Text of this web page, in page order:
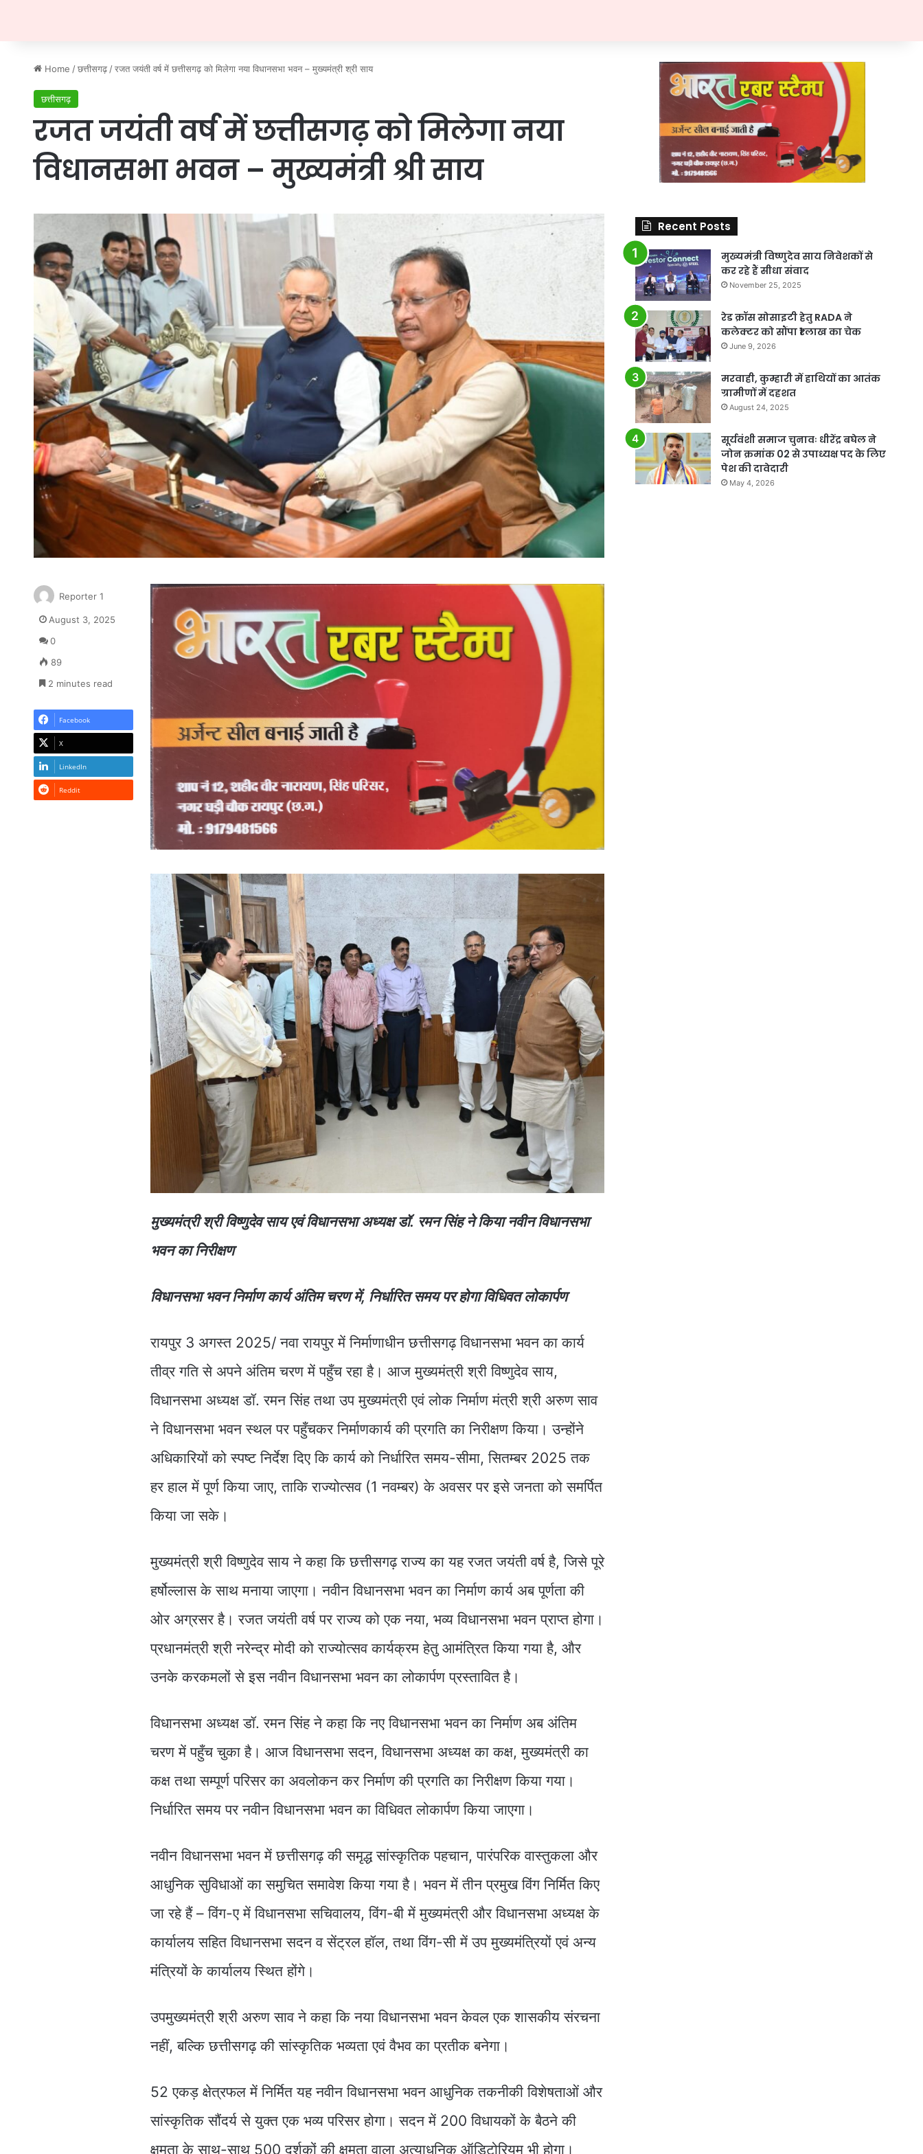
Home / छत्तीसगढ़ / रजत जयंती वर्ष में छत्तीसगढ़ को मिलेगा नया विधानसभा भवन – मुख्यमंत्री श्री साय
छत्तीसगढ़
रजत जयंती वर्ष में छत्तीसगढ़ को मिलेगा नया
विधानसभा भवन – मुख्यमंत्री श्री साय
मुख्यमंत्री श्री विष्णुदेव साय एवं विधानसभा अध्यक्ष डॉ. रमन सिंह ने किया नवीन विधानसभा
भवन का निरीक्षण
विधानसभा भवन निर्माण कार्य अंतिम चरण में, निर्धारित समय पर होगा विधिवत लोकार्पण
रायपुर 3 अगस्त 2025/ नवा रायपुर में निर्माणाधीन छत्तीसगढ़ विधानसभा भवन का कार्य
तीव्र गति से अपने अंतिम चरण में पहुँच रहा है। आज मुख्यमंत्री श्री विष्णुदेव साय,
विधानसभा अध्यक्ष डॉ. रमन सिंह तथा उप मुख्यमंत्री एवं लोक निर्माण मंत्री श्री अरुण साव
ने विधानसभा भवन स्थल पर पहुँचकर निर्माणकार्य की प्रगति का निरीक्षण किया। उन्होंने
अधिकारियों को स्पष्ट निर्देश दिए कि कार्य को निर्धारित समय-सीमा, सितम्बर 2025 तक
हर हाल में पूर्ण किया जाए, ताकि राज्योत्सव (1 नवम्बर) के अवसर पर इसे जनता को समर्पित
किया जा सके।
मुख्यमंत्री श्री विष्णुदेव साय ने कहा कि छत्तीसगढ़ राज्य का यह रजत जयंती वर्ष है, जिसे पूरे
हर्षोल्लास के साथ मनाया जाएगा। नवीन विधानसभा भवन का निर्माण कार्य अब पूर्णता की
ओर अग्रसर है। रजत जयंती वर्ष पर राज्य को एक नया, भव्य विधानसभा भवन प्राप्त होगा।
प्रधानमंत्री श्री नरेन्द्र मोदी को राज्योत्सव कार्यक्रम हेतु आमंत्रित किया गया है, और
उनके करकमलों से इस नवीन विधानसभा भवन का लोकार्पण प्रस्तावित है।
विधानसभा अध्यक्ष डॉ. रमन सिंह ने कहा कि नए विधानसभा भवन का निर्माण अब अंतिम
चरण में पहुँच चुका है। आज विधानसभा सदन, विधानसभा अध्यक्ष का कक्ष, मुख्यमंत्री का
कक्ष तथा सम्पूर्ण परिसर का अवलोकन कर निर्माण की प्रगति का निरीक्षण किया गया।
निर्धारित समय पर नवीन विधानसभा भवन का विधिवत लोकार्पण किया जाएगा।
नवीन विधानसभा भवन में छत्तीसगढ़ की समृद्ध सांस्कृतिक पहचान, पारंपरिक वास्तुकला और
आधुनिक सुविधाओं का समुचित समावेश किया गया है। भवन में तीन प्रमुख विंग निर्मित किए
जा रहे हैं – विंग-ए में विधानसभा सचिवालय, विंग-बी में मुख्यमंत्री और विधानसभा अध्यक्ष के
कार्यालय सहित विधानसभा सदन व सेंट्रल हॉल, तथा विंग-सी में उप मुख्यमंत्रियों एवं अन्य
मंत्रियों के कार्यालय स्थित होंगे।
उपमुख्यमंत्री श्री अरुण साव ने कहा कि नया विधानसभा भवन केवल एक शासकीय संरचना
नहीं, बल्कि छत्तीसगढ़ की सांस्कृतिक भव्यता एवं वैभव का प्रतीक बनेगा।
52 एकड़ क्षेत्रफल में निर्मित यह नवीन विधानसभा भवन आधुनिक तकनीकी विशेषताओं और
सांस्कृतिक सौंदर्य से युक्त एक भव्य परिसर होगा। सदन में 200 विधायकों के बैठने की
क्षमता के साथ-साथ 500 दर्शकों की क्षमता वाला अत्याधुनिक ऑडिटोरियम भी होगा।
Reporter 1
August 3, 2025
0
89
2 minutes read
Facebook
X
LinkedIn
Reddit
Recent Posts
मुख्यमंत्री विष्णुदेव साय निवेशकों से
कर रहे हैं सीधा संवाद
November 25, 2025
रेड क्रॉस सोसाइटी हेतु RADA ने
कलेक्टर को सौंपा ₹1 लाख का चेक
June 9, 2026
मरवाही, कुम्हारी में हाथियों का आतंक
ग्रामीणों में दहशत
August 24, 2025
सूर्यवंशी समाज चुनावः धीरेंद्र बघेल ने
जोन क्रमांक 02 से उपाध्यक्ष पद के लिए
पेश की दावेदारी
May 4, 2026